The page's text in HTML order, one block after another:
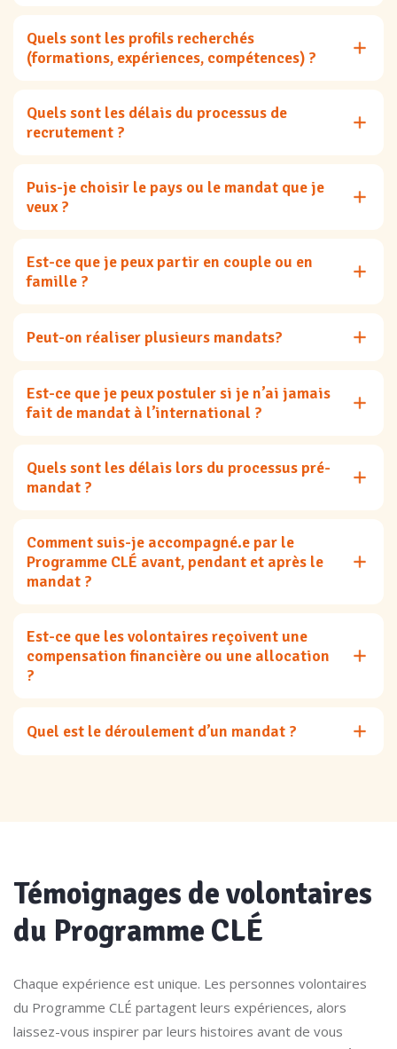
Quels sont les profils recherchés
(formations, expériences, compétences) ?
Quels sont les délais du processus de
recrutement ?
Puis-je choisir le pays ou le mandat que je
veux ?
Est-ce que je peux partir en couple ou en
famille ?
Peut-on réaliser plusieurs mandats?
Est-ce que je peux postuler si je n’ai jamais
fait de mandat à l’international ?
Quels sont les délais lors du processus pré-
mandat ?
Comment suis-je accompagné.e par le
Programme CLÉ avant, pendant et après le
mandat ?
Est-ce que les volontaires reçoivent une
compensation financière ou une allocation
?
Quel est le déroulement d’un mandat ?
Témoignages de volontaires
du Programme CLÉ
Chaque expérience est unique. Les personnes volontaires
du Programme CLÉ partagent leurs expériences, alors
laissez-vous inspirer par leurs histoires avant de vous